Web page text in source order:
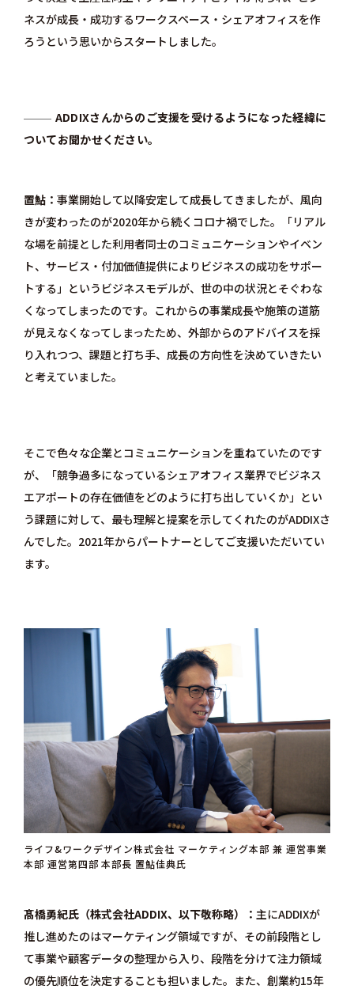
ネスが成長・成功するワークスペース・シェアオフィスを作
ろうという思いからスタートしました。
ADDIXさんからのご支援を受けるようになった経緯に
ついてお聞かせください。
置鮎
事業開始して以降安定して成長してきましたが、風向
きが変わったのが2020年から続くコロナ禍でした。「リアル
な場を前提とした利用者同士のコミュニケーションやイベン
ト、サービス・付加価値提供によりビジネスの成功をサポー
トする」というビジネスモデルが、世の中の状況とそぐわな
くなってしまったのです。これからの事業成長や施策の道筋
が見えなくなってしまったため、外部からのアドバイスを採
り入れつつ、課題と打ち手、成長の方向性を決めていきたい
と考えていました。
そこで色々な企業とコミュニケーションを重ねていたのです
が、「競争過多になっているシェアオフィス業界でビジネス
エアポートの存在価値をどのように打ち出していくか」とい
う課題に対して、最も理解と提案を示してくれたのがADDIXさ
んでした。2021年からパートナーとしてご支援いただいてい
ます。
ライフ&ワークデザイン株式会社 マーケティング本部 兼 運営事業
本部 運営第四部 本部長 置鮎佳典氏
髙橋勇紀氏（株式会社ADDIX、以下敬称略）
主にADDIXが
推し進めたのはマーケティング領域ですが、その前段階とし
て事業や顧客データの整理から入り、段階を分けて注力領域
の優先順位を決定することも担いました。また、創業約15年